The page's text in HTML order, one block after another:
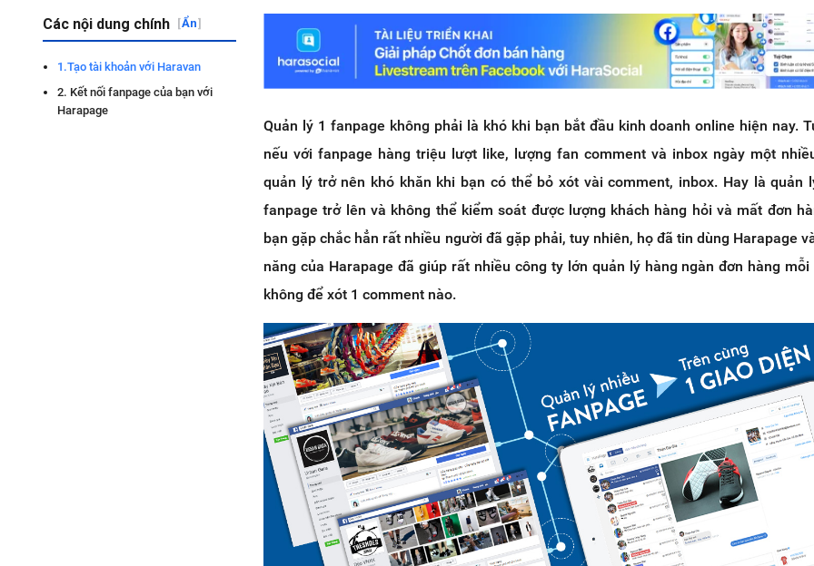
Các nội dung chính [Ẩn]
1.Tạo tài khoản với Haravan
2. Kết nối fanpage của bạn với
Harapage
Quản lý 1 fanpage không phải là khó khi bạn bắt đầu kinh doanh online hiện nay.
nếu với fanpage hàng triệu lượt like, lượng fan comment và inbox ngày một
quản lý trở nên khó khăn khi bạn có thể bỏ xót vài comment, inbox. Hay là quản
fanpage trở lên và không thể kiểm soát được lượng khách hàng hỏi và mất đơn
bạn gặp chắc hẳn rất nhiều người đã gặp phải, tuy nhiên, họ đã tin dùng Harapage
năng của Harapage đã giúp rất nhiều công ty lớn quản lý hàng ngàn đơn hàng mỗi
không để xót 1 comment nào.